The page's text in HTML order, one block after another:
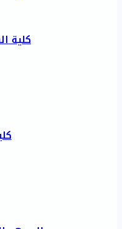
كلية